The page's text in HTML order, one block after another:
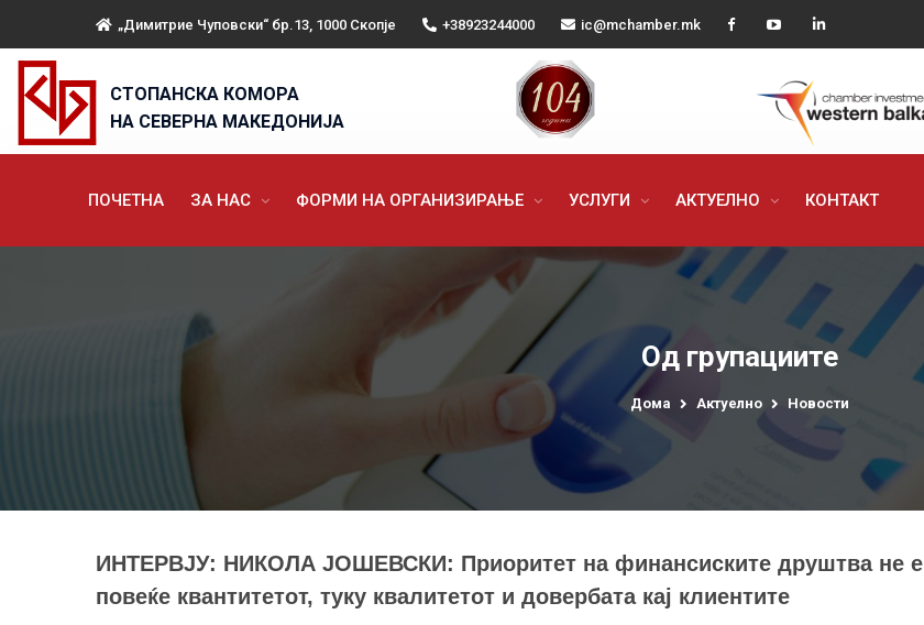
„Димитрие Чуповски“ бр.13, 1000 Скопје +38923244000 ic@mchamber.mk
СТОПАНСКА КОМОРА
НА СЕВЕРНА МАКЕДОНИЈА
ПОЧЕТНА ЗА НАС ФОРМИ НА ОРГАНИЗИРАЊЕ УСЛУГИ АКТУЕЛНО КОНТАКТ
Од групациите
Дома Актуелно Новости
ИНТЕРВЈУ: НИКОЛА ЈОШЕВСКИ: Приоритет на финансиските друштва не е
повеќе квантитетот, туку квалитетот и довербата кај клиентите